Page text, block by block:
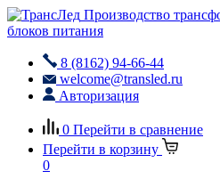
Производство
блоков питания
8 (8162) 94-66-44
welcome@transled.ru
Авторизация
0 Перейти в сравнение
Перейти в корзину
0